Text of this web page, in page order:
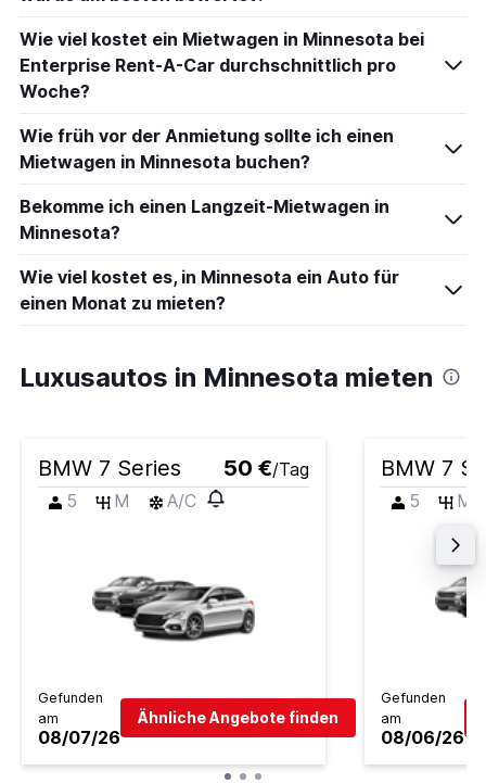
Wie viel kostet ein Mietwagen in Minnesota bei
Enterprise Rent-A-Car durchschnittlich pro
Woche?
Wie früh vor der Anmietung sollte ich einen
Mietwagen in Minnesota buchen?
Bekomme ich einen Langzeit-Mietwagen in
Minnesota?
Wie viel kostet es, in Minnesota ein Auto für
einen Monat zu mieten?
Luxusautos in Minnesota mieten
BMW 7 Series 50 €/Tag
5
M A/C
Gefunden
am
08/07/26
Ähnliche Angebote finden
BMW 7
5 M
Gefunden
am
08/06/26